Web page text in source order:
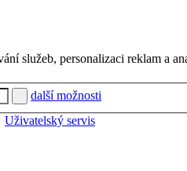
služeb, personalizaci reklam a
další možnosti
Uživatelský servis